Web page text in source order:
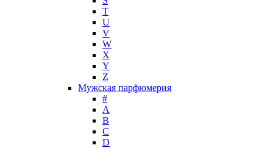
Jean Paul Gaultier
John Richmond
T
U
V
W
X
Y
Z
Мужская парфюмерия
#
A
B
C
D